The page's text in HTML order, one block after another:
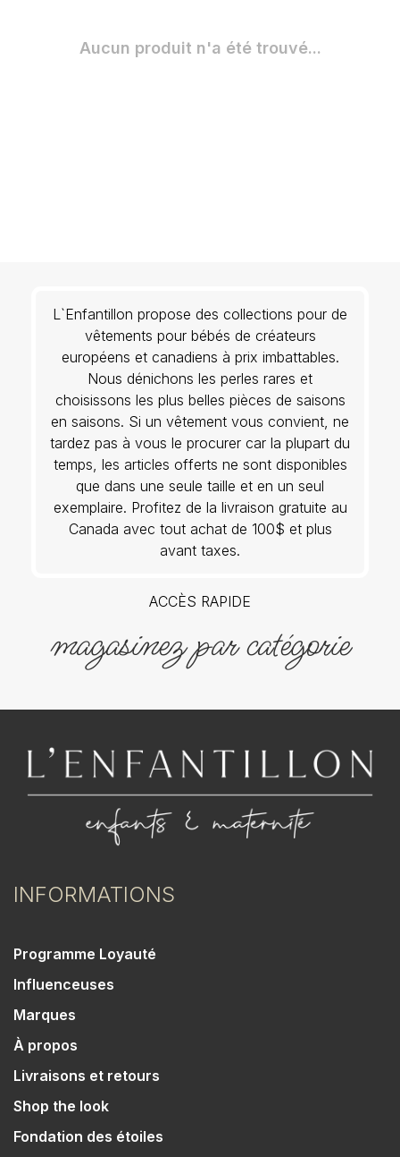
Aucun produit n'a été trouvé...
L`Enfantillon propose des collections pour de
vêtements pour bébés de créateurs
européens et canadiens à prix imbattables.
Nous dénichons les perles rares et
choisissons les plus belles pièces de saisons
en saisons. Si un vêtement vous convient, ne
tardez pas à vous le procurer car la plupart du
temps, les articles offerts ne sont disponibles
que dans une seule taille et en un seul
exemplaire. Profitez de la livraison gratuite au
Canada avec tout achat de 100$ et plus
avant taxes.
ACCÈS RAPIDE
magasinez par catégorie
INFORMATIONS
Programme Loyauté
Influenceuses
Marques
À propos
Livraisons et retours
Shop the look
Fondation des étoiles